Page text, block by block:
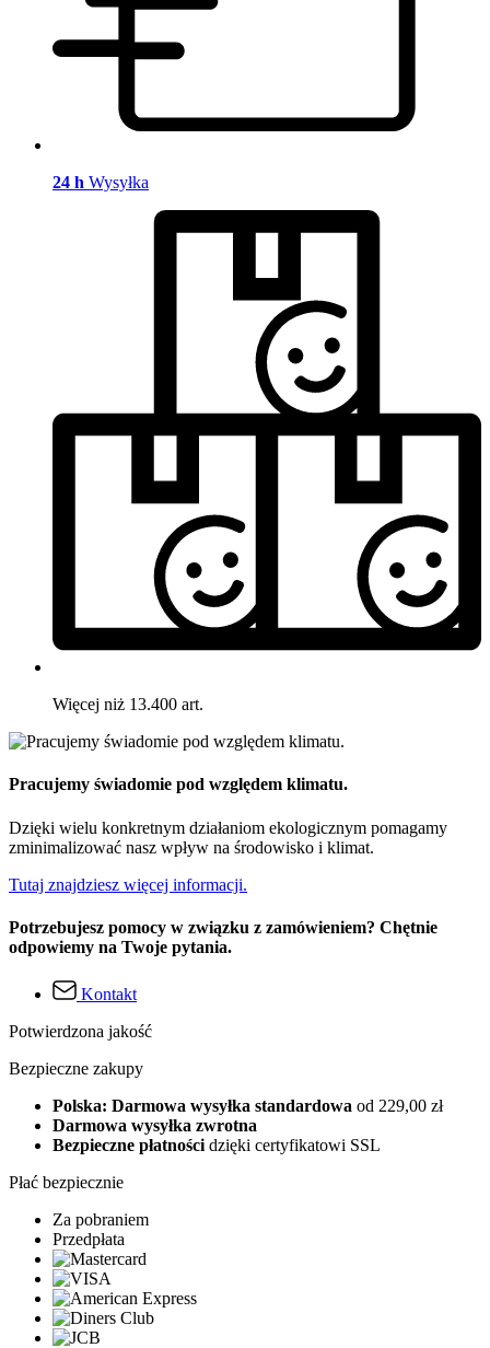
24 h Wysyłka
Więcej niż 13.400 art.
Pracujemy świadomie pod względem klimatu.
Dzięki wielu konkretnym działaniom ekologicznym pomagamy
zminimalizować nasz wpływ na środowisko i klimat.
Tutaj znajdziesz więcej informacji.
Potrzebujesz pomocy w związku z zamówieniem? Chętnie
odpowiemy na Twoje pytania.
Kontakt
Potwierdzona jakość
Bezpieczne zakupy
Polska: Darmowa wysyłka standardowa od 229,00 zł
Darmowa wysyłka zwrotna
Bezpieczne płatności dzięki certyfikatowi SSL
Płać bezpiecznie
Za pobraniem
Przedpłata